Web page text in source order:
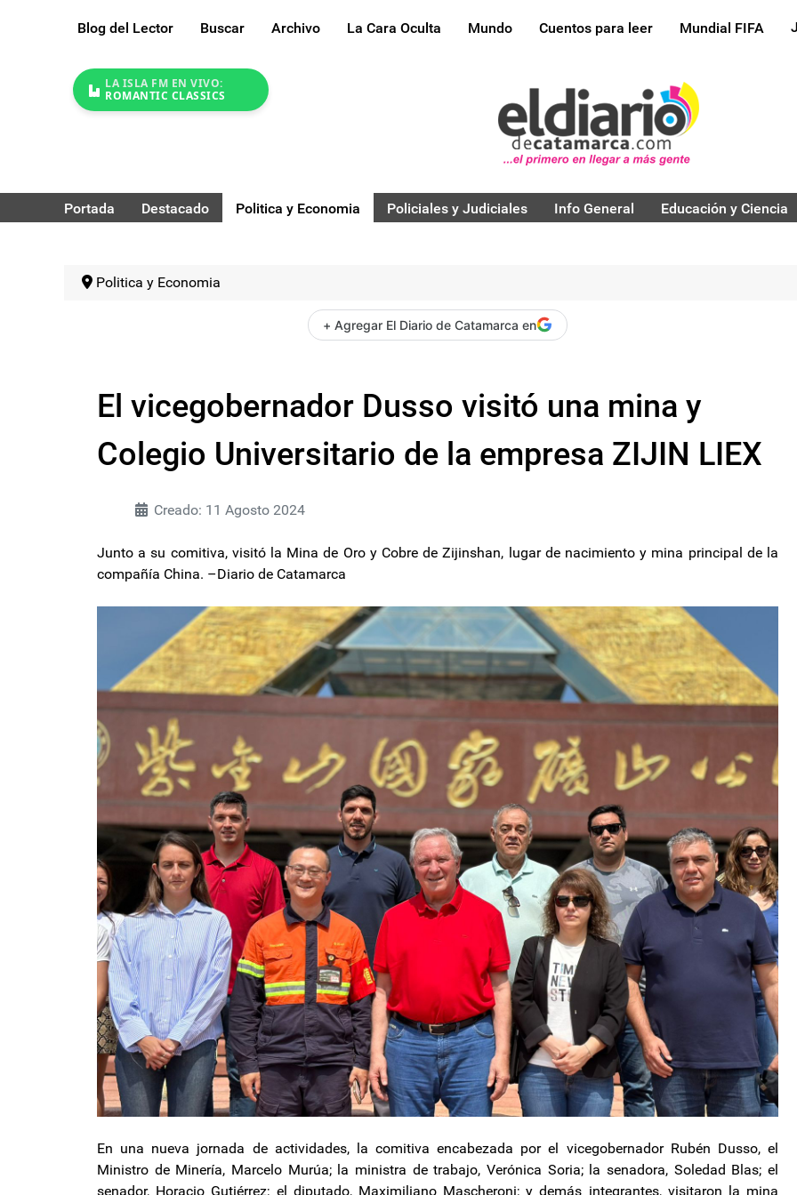
Blog del Lector Buscar Archivo La Cara Oculta Mundo Cuentos para leer Mundial FIFA
LA ISLA FM EN VIVO:
ROMANTIC CLASSICS
Portada Destacado Politica y Economia Policiales y Judiciales Info General Educación y Ciencia
Politica y Economia
+ Agregar El Diario de Catamarca en
El vicegobernador Dusso visitó una mina y
Colegio Universitario de la empresa ZIJIN LIEX
Creado: 11 Agosto 2024
Junto a su comitiva, visitó la Mina de Oro y Cobre de Zijinshan, lugar de nacimiento y mina principal de la
compañía China. –Diario de Catamarca
En una nueva jornada de actividades, la comitiva encabezada por el vicegobernador Rubén Dusso, el
Ministro de Minería, Marcelo Murúa; la ministra de trabajo, Verónica Soria; la senadora, Soledad Blas; el
senador, Horacio Gutiérrez; el diputado, Maximiliano Mascheroni; y demás integrantes, visitaron la mina